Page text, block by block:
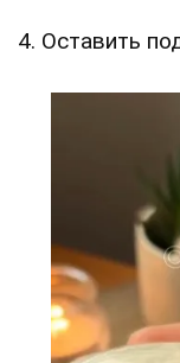
4. Оставить